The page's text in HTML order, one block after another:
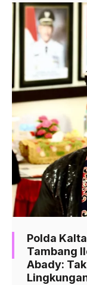
Polda
Tambang
Abady: